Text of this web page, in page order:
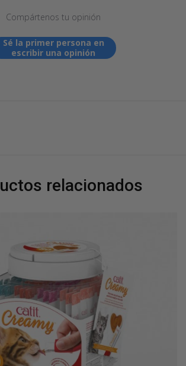
Compártenos tu opinión
Sé la primer persona en
escribir una opinión
relacionados